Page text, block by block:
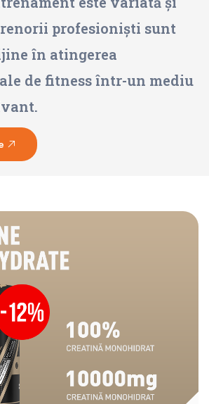
profesioniști sunt
în atingerea
de fitness într-un mediu